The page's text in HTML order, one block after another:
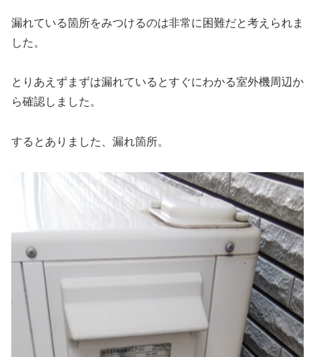
漏れている箇所をみつけるのは非常に困難だと考えられま
した。
とりあえずまずは漏れているとすぐにわかる室外機周辺か
ら確認しました。
するとありました、漏れ箇所。